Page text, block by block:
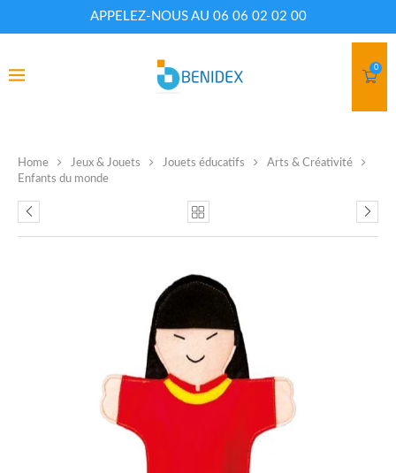
APPELEZ-NOUS AU 06 06 02 02 00
0
Home Jeux & Jouets Jouets éducatifs
Arts & Créativité
Enfants du monde